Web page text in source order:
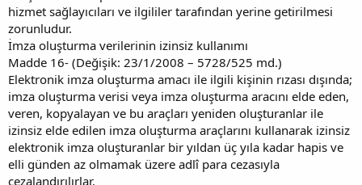
hizmet sağlayıcıları ve ilgililer tarafından yerine getirilmesi
zorunludur.
İmza oluşturma verilerinin izinsiz kullanımı
Madde 16- (Değişik: 23/1/2008 – 5728/525 md.)
Elektronik imza oluşturma amacı ile ilgili kişinin rızası dışında;
imza oluşturma verisi veya imza oluşturma aracını elde eden,
veren, kopyalayan ve bu araçları yeniden oluşturanlar ile
izinsiz elde edilen imza oluşturma araçlarını kullanarak izinsiz
elektronik imza oluşturanlar bir yıldan üç yıla kadar hapis ve
elli günden az olmamak üzere adlî para cezasıyla
cezalandırılırlar.